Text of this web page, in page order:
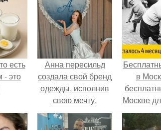
есть
- это
Анна пересильд
создала свой бренд
одежды, исполнив
свою мечту.
в
Москве